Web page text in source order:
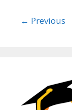
Post
← Previous